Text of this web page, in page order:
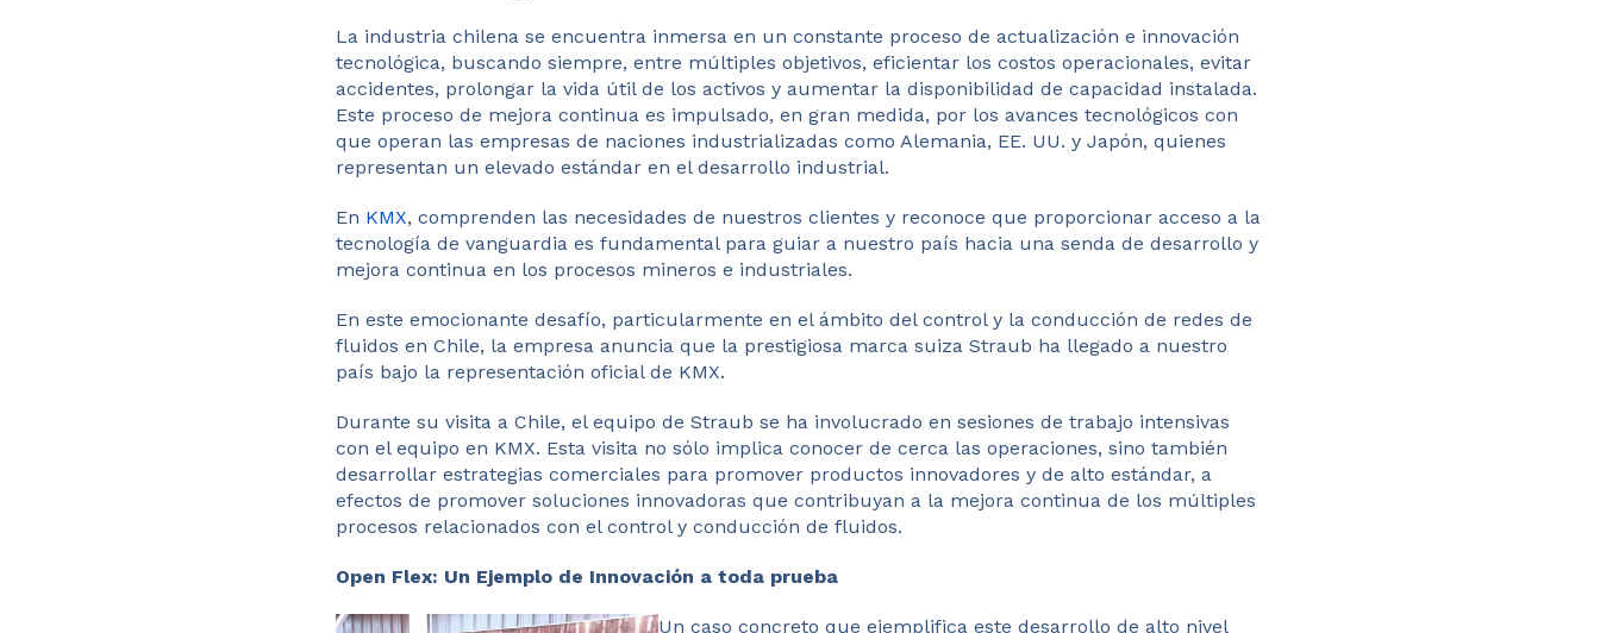
La industria chilena se encuentra inmersa en un constante proceso de actualización e innovación
tecnológica, buscando siempre, entre múltiples objetivos, eficientar los costos operacionales, evitar
accidentes, prolongar la vida útil de los activos y aumentar la disponibilidad de capacidad instalada.
Este proceso de mejora continua es impulsado, en gran medida, por los avances tecnológicos con
que operan las empresas de naciones industrializadas como Alemania, EE. UU. y Japón, quienes
representan un elevado estándar en el desarrollo industrial.
En KMX, comprenden las necesidades de nuestros clientes y reconoce que proporcionar acceso a la
tecnología de vanguardia es fundamental para guiar a nuestro país hacia una senda de desarrollo y
mejora continua en los procesos mineros e industriales.
En este emocionante desafío, particularmente en el ámbito del control y la conducción de redes de
fluidos en Chile, la empresa anuncia que la prestigiosa marca suiza Straub ha llegado a nuestro
país bajo la representación oficial de KMX.
Durante su visita a Chile, el equipo de Straub se ha involucrado en sesiones de trabajo intensivas
con el equipo en KMX. Esta visita no sólo implica conocer de cerca las operaciones, sino también
desarrollar estrategias comerciales para promover productos innovadores y de alto estándar, a
efectos de promover soluciones innovadoras que contribuyan a la mejora continua de los múltiples
procesos relacionados con el control y conducción de fluidos.
Open Flex: Un Ejemplo de Innovación a toda prueba
Un caso concreto que ejemplifica este desarrollo de alto nivel